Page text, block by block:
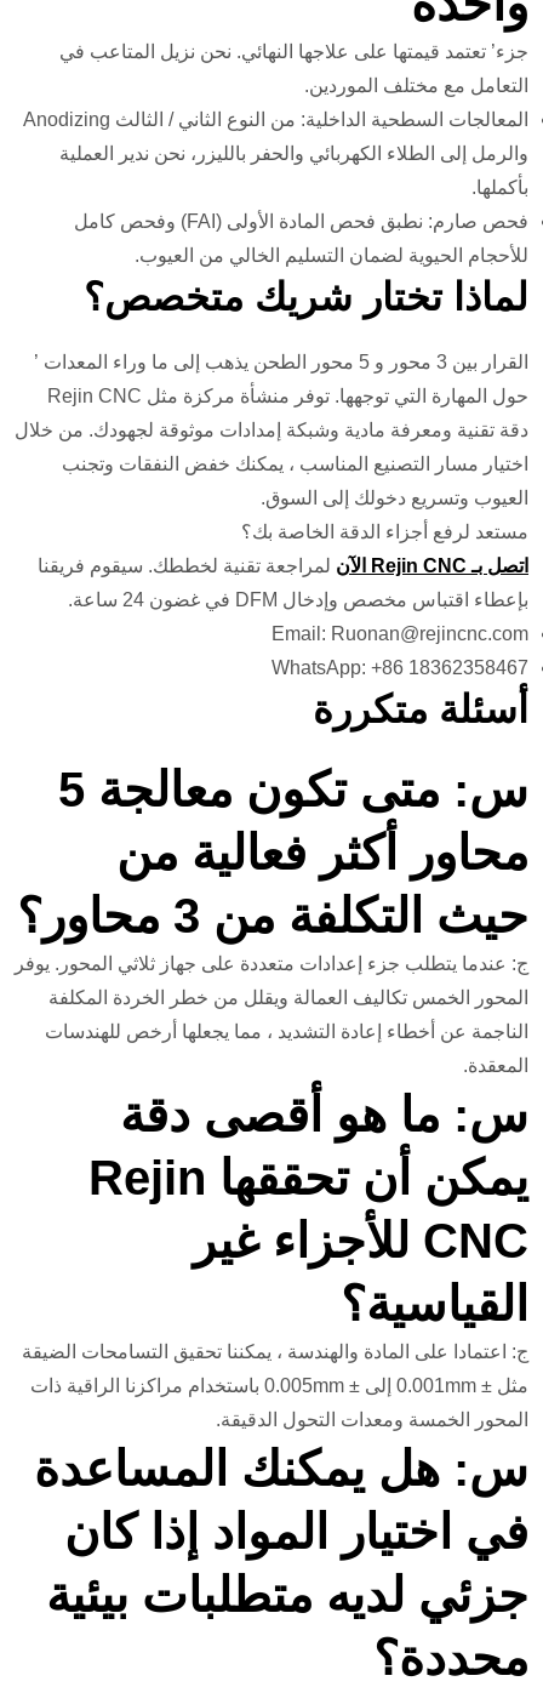
جزء’ تعتمد قيمتها على علاجها النهائي. نحن نزيل المتاعب في
التعامل مع مختلف الموردين.
المعالجات السطحية الداخلية: من النوع الثاني / الثالث Anodizing
والرمل إلى الطلاء الكهربائي والحفر بالليزر، نحن ندير العملية
بأكملها.
فحص صارم: نطبق فحص المادة الأولى (FAI) وفحص كامل
للأحجام الحيوية لضمان التسليم الخالي من العيوب.
لماذا تختار شريك متخصص؟
القرار بين 3 محور و 5 محور الطحن يذهب إلى ما وراء المعدات ’
حول المهارة التي توجهها. توفر منشأة مركزة مثل Rejin CNC
دقة تقنية ومعرفة مادية وشبكة إمدادات موثوقة لجهودك. من خلال
اختيار مسار التصنيع المناسب ، يمكنك خفض النفقات وتجنب
العيوب وتسريع دخولك إلى السوق.
مستعد لرفع أجزاء الدقة الخاصة بك؟
اتصل بـ Rejin CNC الآن
لمراجعة تقنية لخططك. سيقوم فريقنا
بإعطاء اقتباس مخصص وإدخال DFM في غضون 24 ساعة.
Email: Ruonan@rejincnc.com
WhatsApp: +86 18362358467
أسئلة متكررة
س: متى تكون معالجة 5
محاور أكثر فعالية من
حيث التكلفة من 3 محاور؟
ج: عندما يتطلب جزء إعدادات متعددة على جهاز ثلاثي المحور. يوفر
المحور الخمس تكاليف العمالة ويقلل من خطر الخردة المكلفة
الناجمة عن أخطاء إعادة التشديد ، مما يجعلها أرخص للهندسات
المعقدة.
س: ما هو أقصى دقة
يمكن أن تحققها Rejin
CNC للأجزاء غير
القياسية؟
ج: اعتمادا على المادة والهندسة ، يمكننا تحقيق التسامحات الضيقة
مثل ± 0.001mm إلى ± 0.005mm باستخدام مراكزنا الراقية ذات
المحور الخمسة ومعدات التحول الدقيقة.
س: هل يمكنك المساعدة
في اختيار المواد إذا كان
جزئي لديه متطلبات بيئية
محددة؟